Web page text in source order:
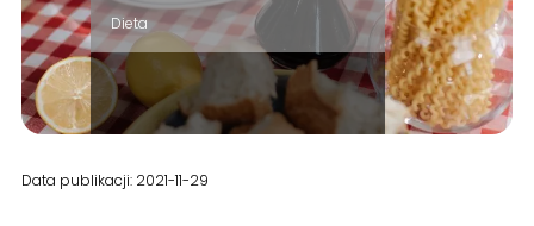
Dieta
Data publikacji: 2021-11-29